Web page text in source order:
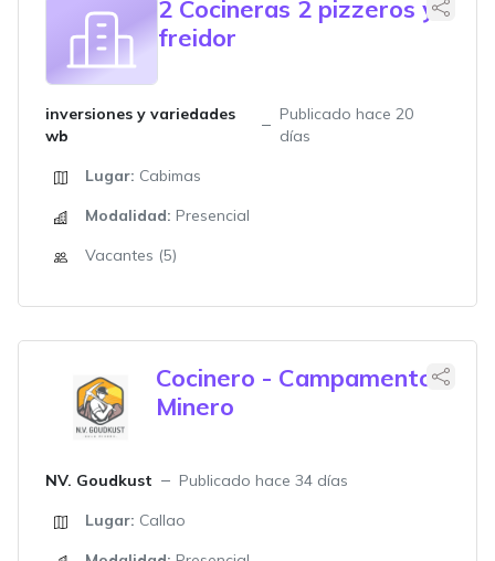
2 Cocineras 2 pizzeros y
freidor
inversiones y variedades
wb
Publicado hace 20
días
Lugar: Cabimas
Modalidad: Presencial
Vacantes (5)
Cocinero - Campamento
Minero
NV. Goudkust
Publicado hace 34 días
Lugar: Callao